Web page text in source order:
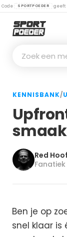
Code SPORTPOEDER geeft
Zoek een
KENNISBANK/
Red
Ben je op
snel klaar is